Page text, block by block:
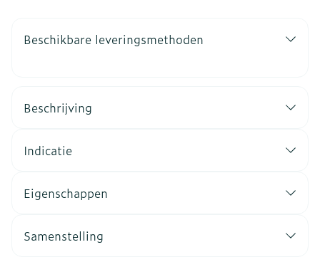
Beschikbare leveringsmethoden
Beschrijving
Indicatie
Eigenschappen
Samenstelling